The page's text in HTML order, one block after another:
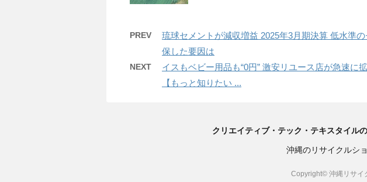
PREV
琉球セメントが減収増益 2025年3月期決算 低水準
保した要因は
NEXT
イスもベビー用品も“0円” 激安リユース店が急速に
【もっと知りたい ...
クリエイティブ・テック・テキスタイ
沖縄のリサイクルシ
Copyright© 沖縄リサイ